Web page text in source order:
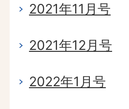
2021年11月号
2021年12月号
2022年1月号